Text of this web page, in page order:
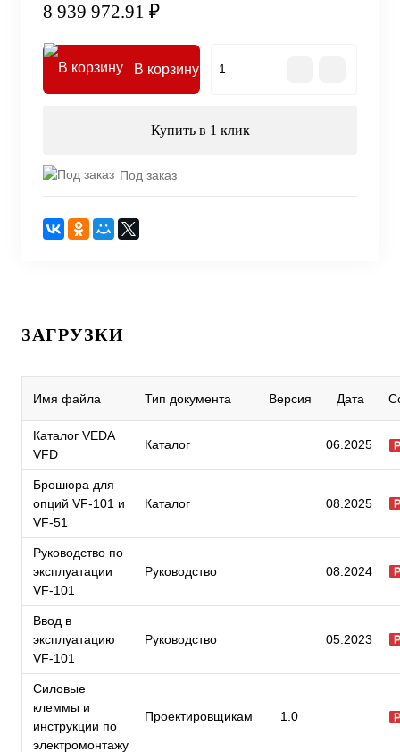
8 939 972.91 ₽
В корзину
Купить в 1 клик
Под заказ
ЗАГРУЗКИ
Имя файла Тип документа Версия Дата
Каталог VEDA
VFD
Каталог 06.2025
Брошюра для
опций VF-101 и
VF-51
Каталог 08.2025
Руководство по
эксплуатации
VF-101
Руководство 08.2024
Ввод в
эксплуатацию
VF-101
Руководство 05.2023
Силовые
клеммы и
инструкции по
электромонтажу
Проектировщикам 1.0